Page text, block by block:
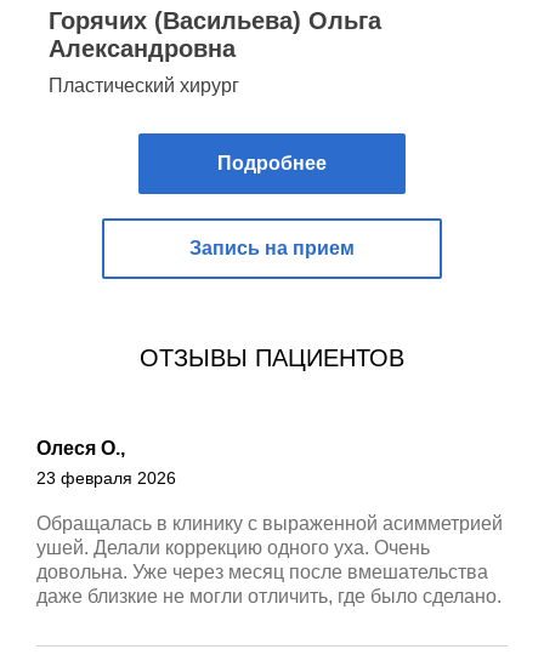
Горячих (Васильева) Ольга
Александровна
Пластический хирург
Подробнее
Запись на прием
ОТЗЫВЫ ПАЦИЕНТОВ
Олеся О.,
23 февраля 2026
Обращалась в клинику с выраженной асимметрией
ушей. Делали коррекцию одного уха. Очень
довольна. Уже через месяц после вмешательства
даже близкие не могли отличить, где было сделано.